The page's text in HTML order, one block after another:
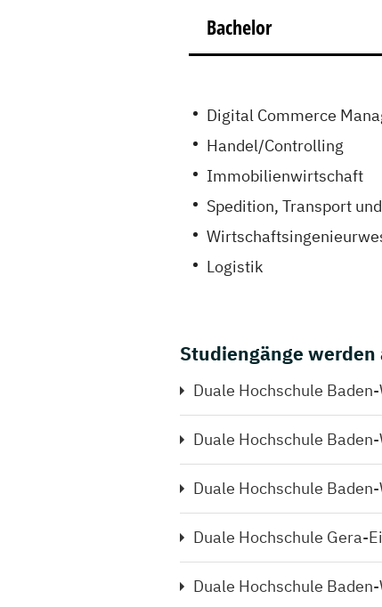
Bachelor
Digital Commerce
Handel/Controlling
Immobilienwirtschaft
Spedition, Transport
Logistik
Studiengänge
Duale Hochschule
Duale Hochschule
Duale Hochschule
Duale Hochschule Gera-
Duale Hochschule